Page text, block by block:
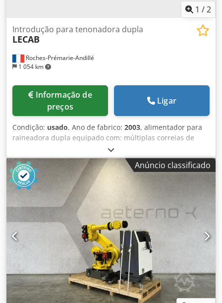
1 /2
Roches-Prémarie-Andillé
1 054 km
Introdução para tenonadora dupla
LECAB
preços
Ligar
Condição: usado, Ano de fabrico: 2003, alimentador para
raineadora dupla equipado com: múltiplas correias de
alimentação, rolos de referência de alta velocidade,
alimentador para raineadora tenonadora dupla
Dcedpfoycxnwox Ac Eok
Anúncio classificado